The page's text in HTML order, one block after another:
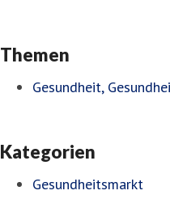
Themen
Gesundheit,
Kategorien
Gesundheitsmarkt